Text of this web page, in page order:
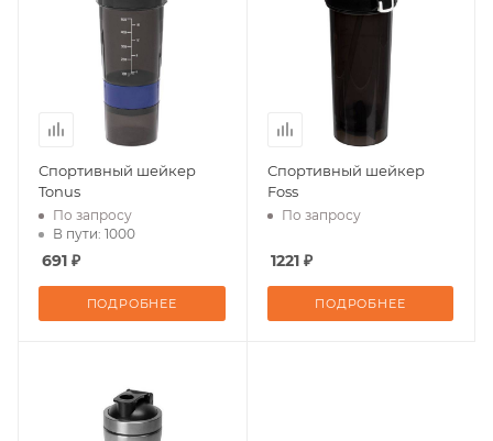
Спортивный шейкер
Tonus
По запросу
В пути: 1000
691 ₽
ПОДРОБНЕЕ
Спортивный шейкер
Foss
По запросу
1221 ₽
ПОДРОБНЕЕ